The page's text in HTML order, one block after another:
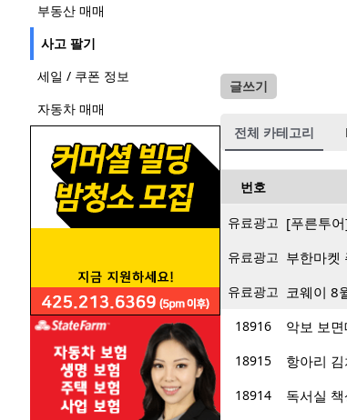
부동산 매매
사고 팔기
세일 / 쿠폰 정보
자동차 매매
글쓰기
전체 카테고리
번호
유료광고 [푸른투
유료광고 부한마켓
유료광고 코웨이 8
18916
악보 보
18915
항아리
18914
독서실